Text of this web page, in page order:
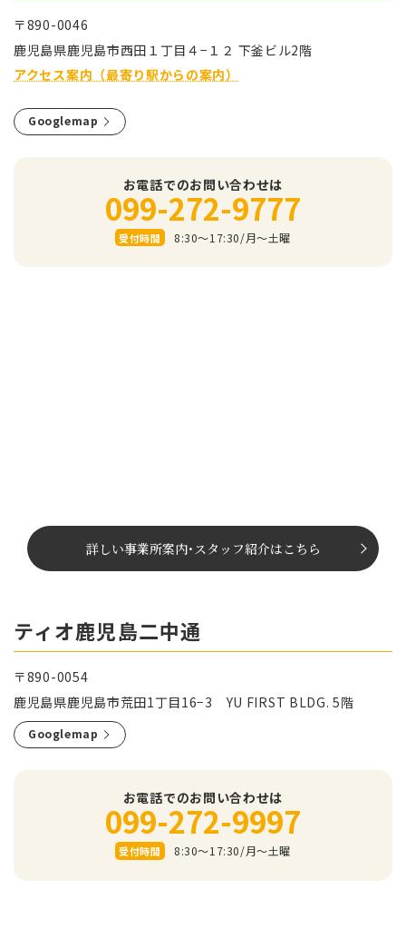
〒890-0046
⿅児島県⿅児島市⻄⽥１丁⽬４−１２ 下釜ビル2階
アクセス案内（最寄り駅からの案内）
Googlemap
お電話でのお問い合わせは
099-272-9777
受付時間 8:30～17:30/⽉〜⼟曜
詳しい事業所案内･スタッフ紹介はこちら
ティオ鹿児島二中通
〒890-0054
鹿児島県鹿児島市荒田1丁目16−3 YU FIRST BLDG. 5階
Googlemap
お電話でのお問い合わせは
099-272-9997
受付時間 8:30～17:30/⽉〜⼟曜